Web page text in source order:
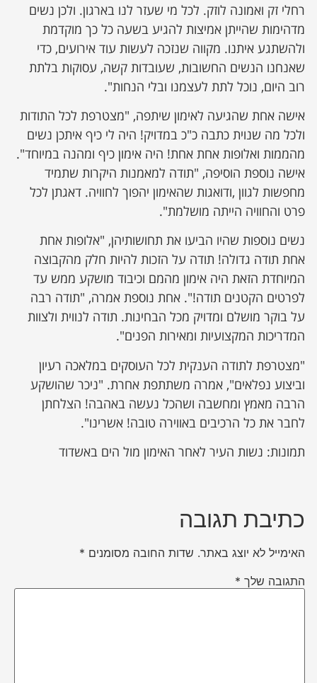
רחלי זק ואמונה לוזק. לכל מי שעזר לנו בארגון. ולכן נשים
מדהימות שהייתן אמיצות להגיע בשעה כל כך מוקדמת
ולהשתגע איתנו. מקווה שנזכה לעשות עוד אירועים, כדי
שאנחנו הנשים החשובות, שעובדות קשה, עסוקות בלתת
רוב היום, נוכל לתת לעצמנו ובלי הנחות".
אישה אחת שהגיעה לאימון שיתפה, "מצטרפת לכל התודות
ולכל מה שנוית כתבה כ"כ במדויק! היה לי כיף איתכן נשים
מהממות ואלופות אחת אחת! היה אימון כיף ומהנה במיוחד".
אישה נוספת הוסיפה, "תודה למאמנות היקרות שתמיד
מחפשות לגוון ,ודואגות שהאימון יהפוך לחוויה. דאגתן לכל
פרט והחוויה הייתה מושלמת".
נשים נוספות שהיו הביעו את תחושותיהן, "אלופות אחת
אחת תודה גדולה! תודה על הזכות להיות חלק מהקבוצה
המיוחדת הזאת היה אימון מהמם וכיבוד מושקע ממש עד
לפרטים הקטנים תודה!". אחת נוספת אמרה, "תודה רבה
על בוקר מושלם ומדויק מכל הבחינות. תודה לנווית ולצוות
המדריכות המקצועיות ומאירות הפנים".
"מצטרפת לתודה הענקית לכל העוסקים במלאכה רעיון
וביצוע נפלאים", אמרה משתתפת אחרת. "ניכר שהושקע
הרבה מאמץ ומחשבה ושהכל נעשה באהבה! הצלחתן
לחבר את כל הרכיבים באווירה טובה! אשרינו".
תמונות: נשות העיר לאחר האימון מול הים באשדוד
כתיבת תגובה
האימייל לא יוצג באתר. שדות החובה מסומנים *
התגובה שלך *